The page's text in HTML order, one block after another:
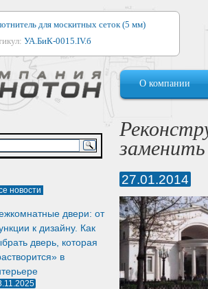
для москитных сеток (5 мм)
УА.БиК-0015.IV.б
для алюминиевых окон
1044
для деревянных окон
УМ.БиК-0062.IV.б
лоджиевый для (4, 5, 6 мм)
для деревянных дверей
О компании
новости
двери: от
к дизайну. Как
дверь, которая
в
27.01.2014